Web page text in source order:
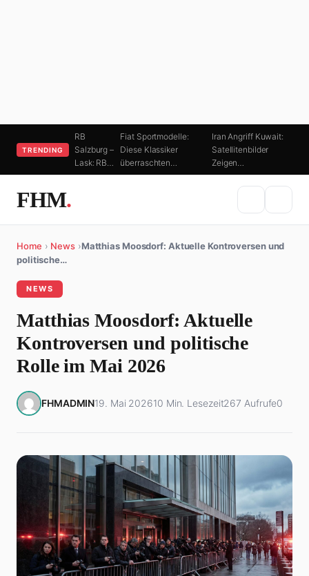
TRENDING
RB
Salzburg –
Lask: RB…
Fiat Sportmodelle:
Diese Klassiker
überraschten…
Iran Angriff Kuwait:
Satellitenbilder
Zeigen…
FHM.
Home › News ›Matthias Moosdorf: Aktuelle Kontroversen und
politische…
NEWS
Matthias Moosdorf: Aktuelle
Kontroversen und politische
Rolle im Mai 2026
FHMADMIN19. Mai 202610 Min. Lesezeit267 Aufrufe0